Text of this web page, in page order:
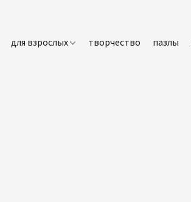
для взрослых творчество пазлы